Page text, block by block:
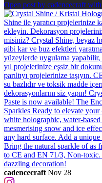
Open post by cadencecraft
cadencecraft Nov 28